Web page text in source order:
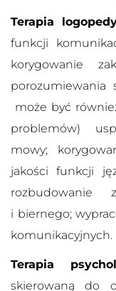
Terapia
funkcji
korygowanie
porozumiewania
może być
problemów)
mowy;
jakości funkcji
rozbudowanie
i biernego;
komunikacyjnych.
Terapia
skierowaną do